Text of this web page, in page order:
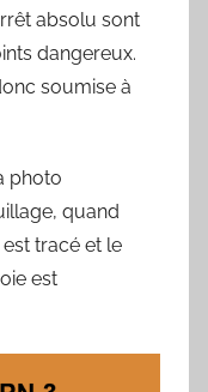
absolu sont
dangereux.
soumise à
photo
quand
tracé et le
est